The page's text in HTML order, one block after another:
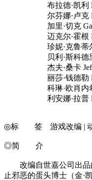
布拉德·凯利
尔芬娜·卢克
加里·切克 Gary
迈克尔·霍根
珍妮·克鲁蒂尔
贝利·斯科德里
杰夫·桑卡 Jeff
丽莎·钱德勒 Lisa
科琳·欧肖内希
利安娜·拉普
◎标 签 游戏改编 | 动画
◎简 介
改编自世嘉公司出品的
止邪恶的蛋头博士（金·